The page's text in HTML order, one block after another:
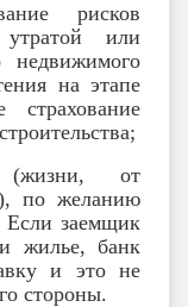
рисков
утратой или
недвижимого
на этапе
страхование
(жизни, от
по желанию
Если заемщик
и жилье, банк
и это не
стороны.